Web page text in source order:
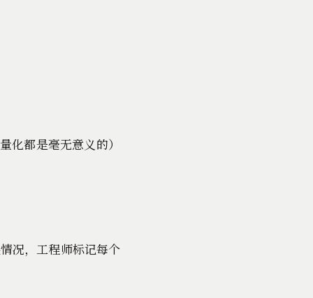
都是毫无意义的）
况，工程师标记每个